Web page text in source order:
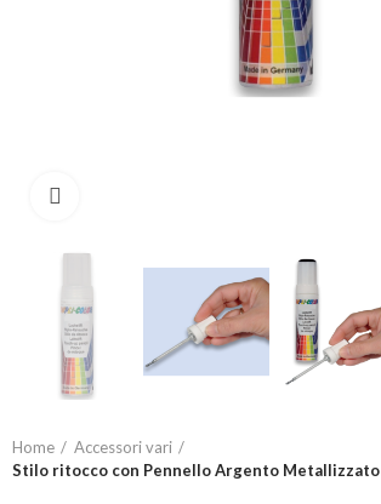
Home
Accessori vari
Stilo ritocco con Pennello Argento Metallizzato